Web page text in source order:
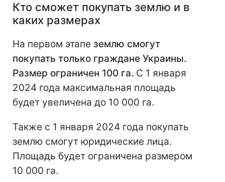
Кто сможет покупать землю и в
каких размерах
На первом этапе землю смогут
покупать только граждане Украины.
Размер ограничен 100 га. С 1 января
2024 года максимальная площадь
будет увеличена до 10 000 га.
Также с 1 января 2024 года покупать
землю смогут юридические лица.
Площадь будет ограничена размером
10 000 га.